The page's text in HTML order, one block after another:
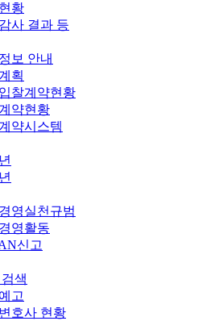
황
사 결과 등
보 안내
획
찰계약현황
약현황
약시스템
영실천규범
영활동
신고
색
고
호사 현황